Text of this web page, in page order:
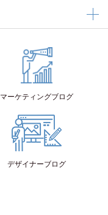
マーケティングブログ
デザイナーブログ